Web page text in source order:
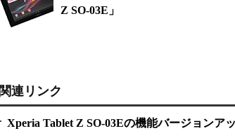
Z SO-03E」
関連リンク
Xperia Tablet Z SO-03Eの機能バージョンア